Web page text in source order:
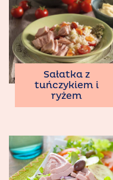
Sałatka z
tuńczykiem i
ryżem